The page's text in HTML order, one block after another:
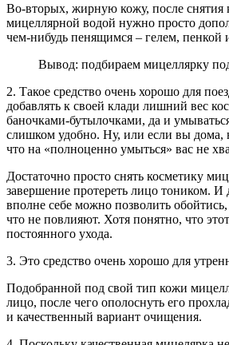
Во-вторых, жирную кожу, после снятия
мицеллярной водой нужно просто
чем-нибудь пенящимся – гелем, пенкой
Вывод: подбираем мицеллярку
2. Такое средство очень хорошо для
добавлять к своей клади лишний вес
баночками-бутылочками, да и
слишком удобно. Ну, или если вы дома,
что на «полноценно умыться» вас не
Достаточно просто снять косметику
завершение протереть лицо тоником. И
вполне себе можно позволить
что не повлияют. Хотя понятно, что
постоянного ухода.
3. Это средство очень хорошо для
Подобранной под свой тип кожи
лицо, после чего ополоснуть его
и качественный вариант очищения.